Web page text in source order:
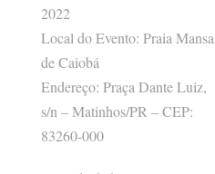
2022
Local do Evento: Praia Mansa
de Caiobá
Endereço: Praça Dante Luiz,
s/n – Matinhos/PR – CEP:
83260-000